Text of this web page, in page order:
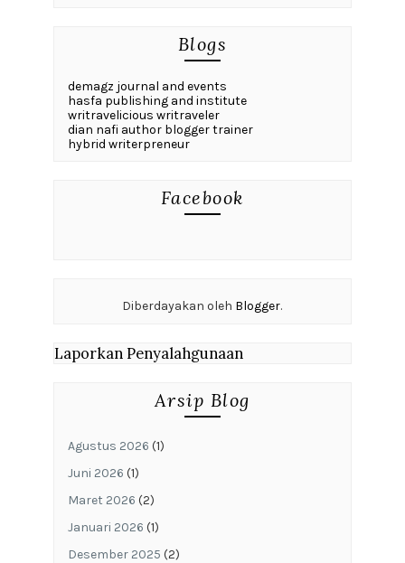
Blogs
demagz journal and events
hasfa publishing and institute
writravelicious writraveler
dian nafi author blogger trainer
hybrid writerpreneur
Facebook
Diberdayakan oleh Blogger.
Laporkan Penyalahgunaan
Arsip Blog
Agustus 2026 (1)
Juni 2026 (1)
Maret 2026 (2)
Januari 2026 (1)
Desember 2025 (2)